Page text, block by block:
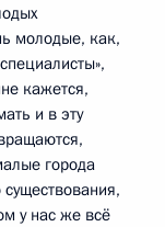
молодые, как,
кажется,
и в эту
города
у нас же всё